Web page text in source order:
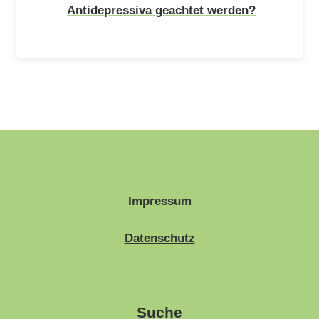
Antidepressiva geachtet werden?
Impressum
Datenschutz
Suche